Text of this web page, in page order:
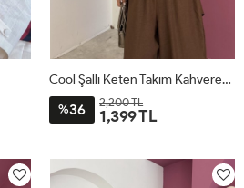
Cool Şallı Keten Takım Kahverengi
%36 2,200 TL
1,399 TL